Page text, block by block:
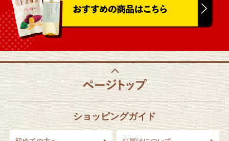
ショッピングガイド